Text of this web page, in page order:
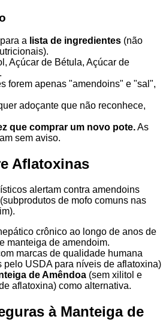
a lista de ingredientes (não
Açúcar de Bétula, Açúcar de
forem apenas "amendoins" e "sal",
adoçante que não reconhece,
que comprar um novo pote.As
sem aviso.
Aflatoxinas
alertam contra amendoins
(subprodutos de mofo comuns nas
crônico ao longo de anos de
manteiga de amendoim.
marcas de qualidade humana
pelo USDA para níveis de aflatoxina)
de Amêndoa (sem xilitol e
aflatoxina) como alternativa.
à Manteiga de